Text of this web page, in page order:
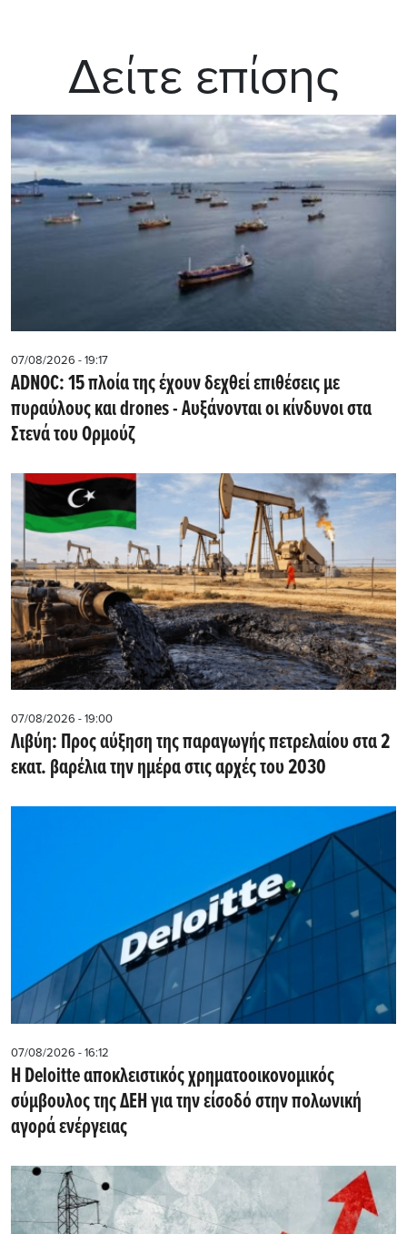
Δείτε επίσης
07/08/2026 - 19:17
ADNOC: 15 πλοία της έχουν δεχθεί επιθέσεις με
πυραύλους και drones - Aυξάνονται οι κίνδυνοι στα
Στενά του Ορμούζ
07/08/2026 - 19:00
Λιβύη: Προς αύξηση της παραγωγής πετρελαίου στα 2
εκατ. βαρέλια την ημέρα στις αρχές του 2030
07/08/2026 - 16:12
Η Deloitte αποκλειστικός χρηματοοικονομικός
σύμβουλος της ΔΕΗ για την είσοδό στην πολωνική
αγορά ενέργειας